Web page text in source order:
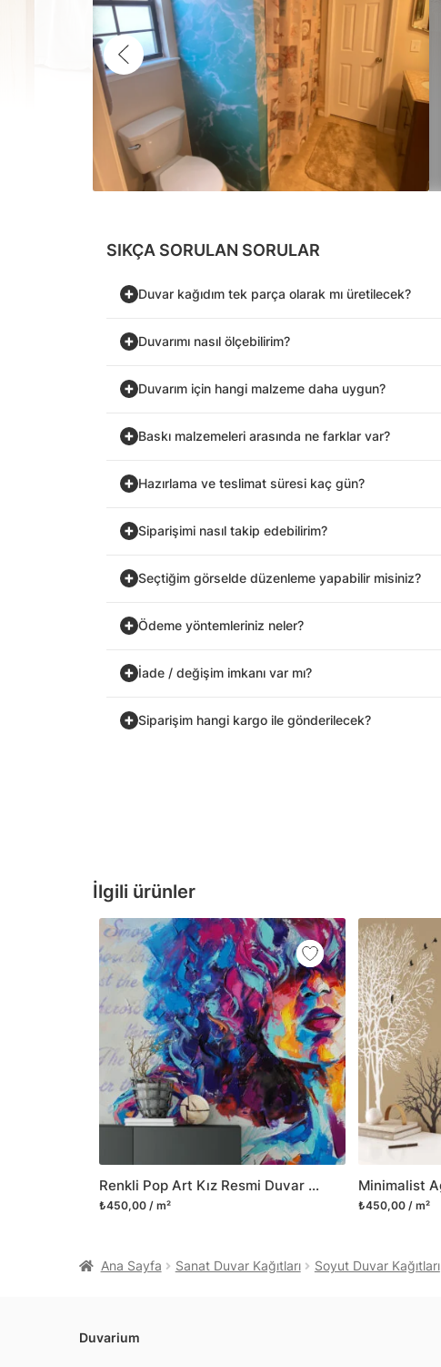
İlgili ürünler
Renkli Pop Art Kız Resmi Duvar Kağıdı, Modern Soyut Sanat Duvar Posteri
₺450,00 / m² ₺450,00 / m²
SIKÇA SORULAN SORULAR
Duvar kağıdım tek parça olarak mı üretilecek?
Duvarımı nasıl ölçebilirim?
Duvarım için hangi malzeme daha uygun?
Baskı malzemeleri arasında ne farklar var?
Hazırlama ve teslimat süresi kaç gün?
Siparişimi nasıl takip edebilirim?
Seçtiğim görselde düzenleme yapabilir misiniz?
Ödeme yöntemleriniz neler?
İade / değişim imkanı var mı?
Siparişim hangi kargo ile gönderilecek?
Ana Sayfa Sanat Duvar Kağıtları Soyut Duvar Kağıtları
Duvarium